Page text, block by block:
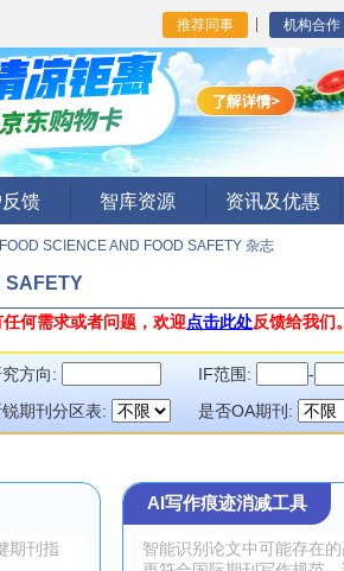
推荐同事 机构合作
馈 智库资源 资讯及优惠
SCIENCE AND FOOD SAFETY 杂志
SAFETY
何需求或者问题，欢迎点击此处反馈给我们。
方向: IF范围: -
期刊分区表: 是否OA期刊:
AI写作痕迹消减工具